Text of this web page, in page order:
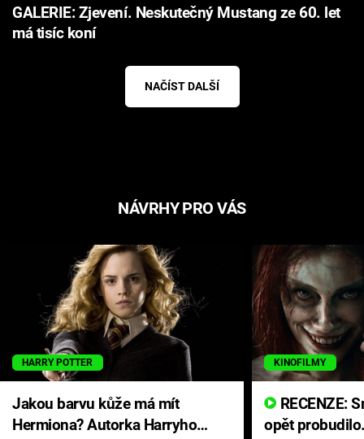
GALERIE: Zjevení. Neskutečný Mustang ze 60. let
má tisíc koní
NAČÍST DALŠÍ
NÁVRHY PRO VÁS
HARRY POTTER
Jakou barvu kůže má mít
Hermiona? Autorka Harryho
KINOFILMY
opět